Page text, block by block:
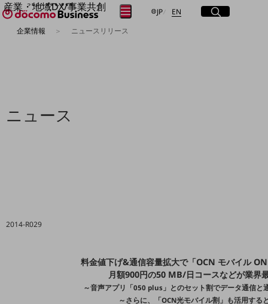
産業・地域DX/事業共創
OPEN HUB for Plural Futures
Smart World
生成AI(Generative AI)
地域社会を支える皆さまと地域課題の解決や
地域経済のさらなる活性化に取り組みます
自治体・地域社会との共創
LGPF(Local Government Platform)
JP日本語
EN Englishサイト内検索
開く
メニュー
開く
フリーワードでNTTドコモビジネスの
企業情報 ニュースリリース
ニュース
2014-R029
料金値下げ&通信容量拡大で「OCN モバイル
月額900円の50 MB/日コースなどが業界
～音声アプリ「050 plus」とのセット割でデータ通信と
～さらに、「OCN光モバイル割」も活用する